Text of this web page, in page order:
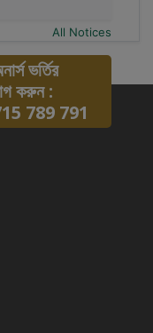
All Notices
ভর্তির
করুন :
789 791